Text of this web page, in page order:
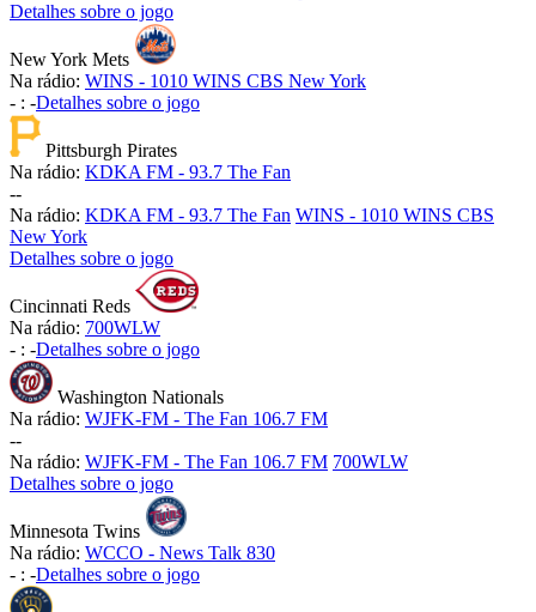
Detalhes sobre o jogo
New York Mets
Na rádio: WINS - 1010 WINS CBS New York
- : -Detalhes sobre o jogo
Pittsburgh Pirates
Na rádio: KDKA FM - 93.7 The Fan
--
Na rádio: KDKA FM - 93.7 The Fan WINS - 1010 WINS CBS
New York
Detalhes sobre o jogo
Cincinnati Reds
Na rádio: 700WLW
- : -Detalhes sobre o jogo
Washington Nationals
Na rádio: WJFK-FM - The Fan 106.7 FM
--
Na rádio: WJFK-FM - The Fan 106.7 FM 700WLW
Detalhes sobre o jogo
Minnesota Twins
Na rádio: WCCO - News Talk 830
- : -Detalhes sobre o jogo